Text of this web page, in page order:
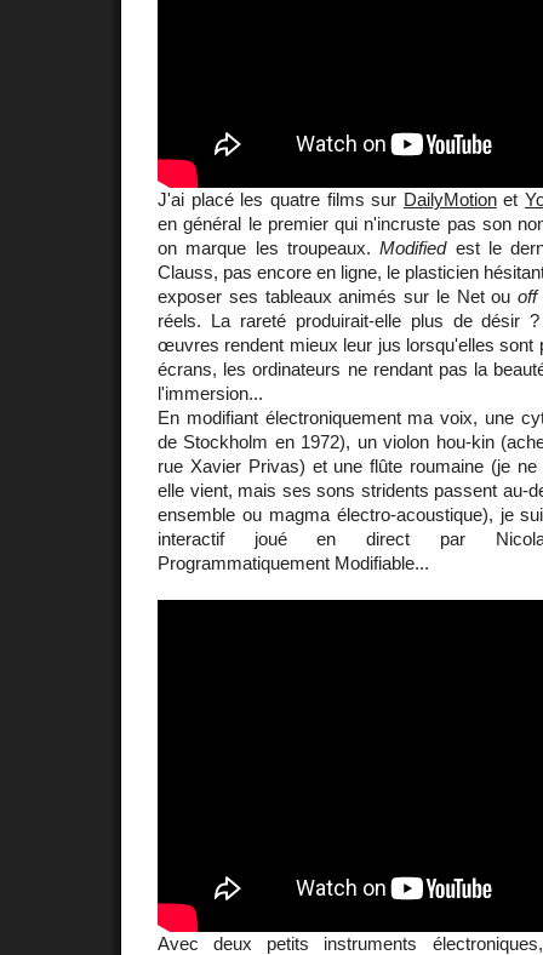
J'ai placé les quatre films sur DailyMotionet
en général le premier qui n'incruste pas son
on marque les troupeaux.Modifiedest le
Clauss, pas encore en ligne, le plasticien
exposer ses tableaux animés sur le Net ou off
réels. La rareté produirait-elle plus de désir
œuvres rendent mieux leur jus lorsqu'elles sont
écrans, les ordinateurs ne rendant pas la
l'immersion...
En modifiant électroniquement ma voix, une
de Stockholm en 1972), un violon hou-kin
rue Xavier Privas) et une flûte roumaine (je
elle vient, mais ses sons stridents passent au-
ensemble ou magma électro-acoustique), je
interactif joué en direct par
Programmatiquement Modifiable...
Avec deux petits instruments